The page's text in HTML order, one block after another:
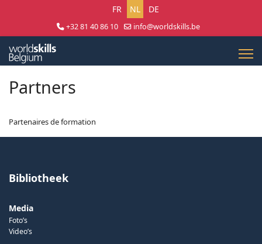
Selecteer uw taal
FR NL DE
+32 81 40 86 10
info@worldskills.be
Partners
Partenaires de formation
Bibliotheek
Media
Foto’s
Video’s